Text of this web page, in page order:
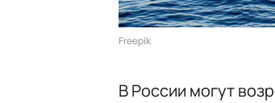
Freepik
В России могут